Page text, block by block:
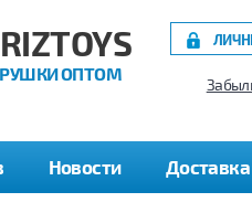
ОПТОМ
Новости Доставка